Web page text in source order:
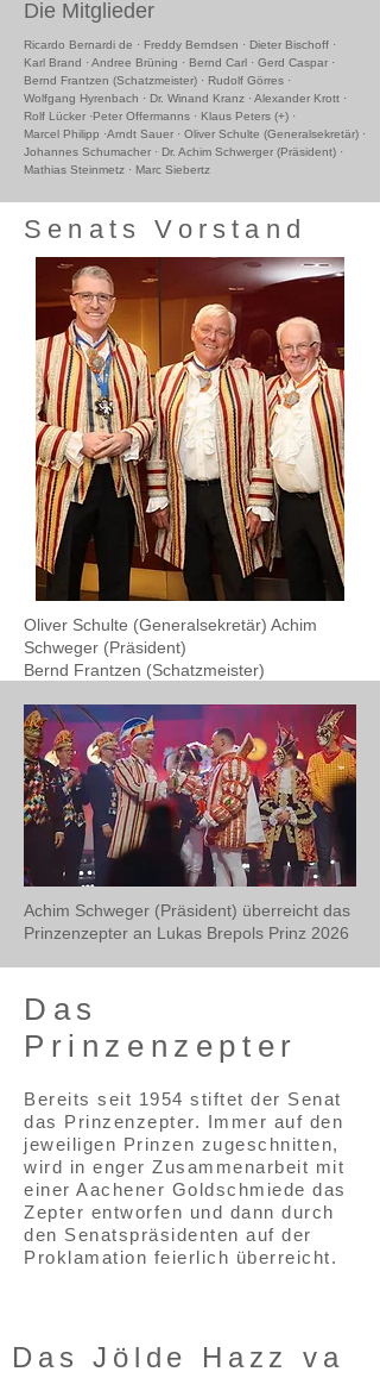
Die Mitglieder
Ricardo Bernardi de · Freddy Berndsen · Dieter Bischoff ·
Karl Brand · Andree Brüning · Bernd Carl · Gerd Caspar ·
Bernd Frantzen (Schatzmeister) · Rudolf Görres ·
Wolfgang Hyrenbach · Dr. Winand Kranz · Alexander Krott ·
Rolf Lücker ·Peter Offermanns · Klaus Peters (+) ·
Marcel Philipp ·Arndt Sauer · Oliver Schulte (Generalsekretär) ·
Johannes Schumacher · Dr. Achim Schwerger (Präsident) ·
Mathias Steinmetz · Marc Siebertz
Senats Vorstand
Oliver Schulte (Generalsekretär) Achim
Schweger (Präsident)
Bernd Frantzen (Schatzmeister)
Achim Schweger (Präsident) überreicht das
Prinzenzepter an Lukas Brepols Prinz 2026
Das
Prinzenzepter
Bereits seit 1954 stiftet der Senat
das Prinzenzepter. Immer auf den
jeweiligen Prinzen zugeschnitten,
wird in enger Zusammenarbeit mit
einer Aachener Goldschmiede das
Zepter entworfen und dann durch
den Senatspräsidenten auf der
Proklamation feierlich überreicht.
Das Jölde Hazz va